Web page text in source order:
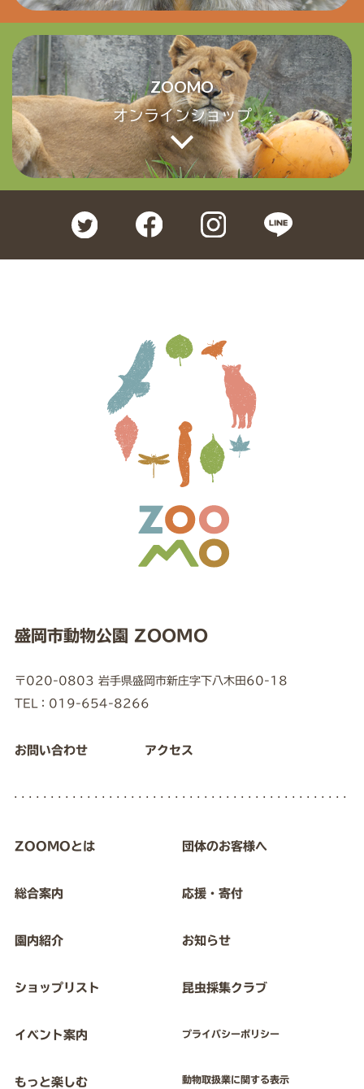
ZOOMO
オンラインショップ
盛岡市動物公園 ZOOMO
〒020-0803 岩手県盛岡市新庄字下八木田60-18
TEL：019-654-8266
お問い合わせ アクセス
ZOOMOとは
総合案内
園内紹介
ショップリスト
イベント案内
もっと楽しむ
団体のお客様へ
応援・寄付
お知らせ
昆虫採集クラブ
プライバシーポリシー
動物取扱業に関する表示